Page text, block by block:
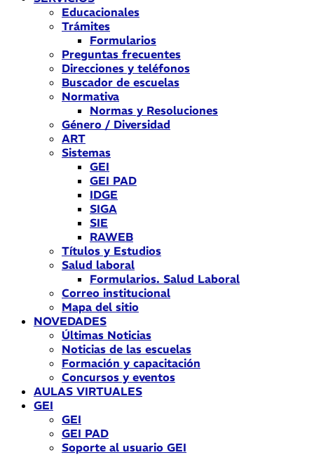
Educacionales
Trámites
Formularios
Preguntas frecuentes
Direcciones y teléfonos
Buscador de escuelas
Normativa
Normas y Resoluciones
Género / Diversidad
ART
Sistemas
GEI
GEI PAD
IDGE
SIGA
SIE
RAWEB
Títulos y Estudios
Salud laboral
Formularios. Salud Laboral
Correo institucional
Mapa del sitio
NOVEDADES
Últimas Noticias
Noticias de las escuelas
Formación y capacitación
Concursos y eventos
AULAS VIRTUALES
GEI
GEI
GEI PAD
Soporte al usuario GEI